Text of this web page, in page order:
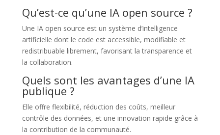
Qu’est-ce qu’une IA open source ?
Une IA open source est un système d’intelligence
artificielle dont le code est accessible, modifiable et
redistribuable librement, favorisant la transparence et
la collaboration.
Quels sont les avantages d’une IA
publique ?
Elle offre flexibilité, réduction des coûts, meilleur
contrôle des données, et une innovation rapide grâce à
la contribution de la communauté.